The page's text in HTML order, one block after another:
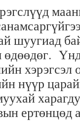
шуугиад
өдөөдөг.
хэрэгсэл
нүүр